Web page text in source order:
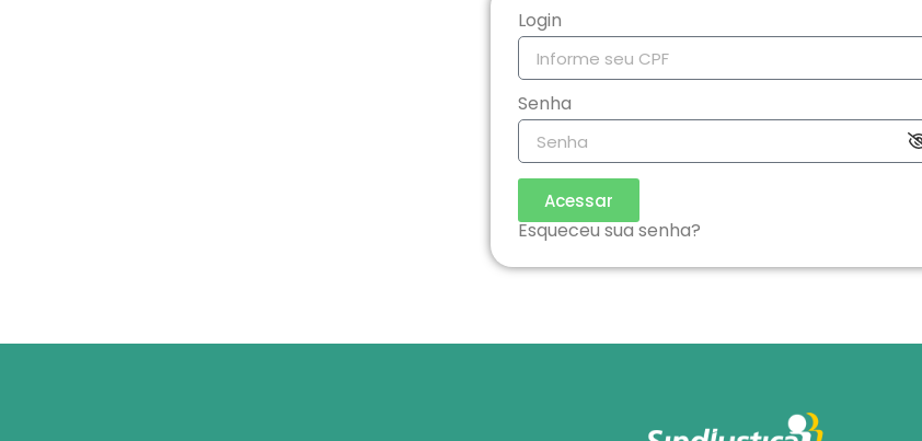
Login
Senha
Acessar
Esqueceu sua senha?